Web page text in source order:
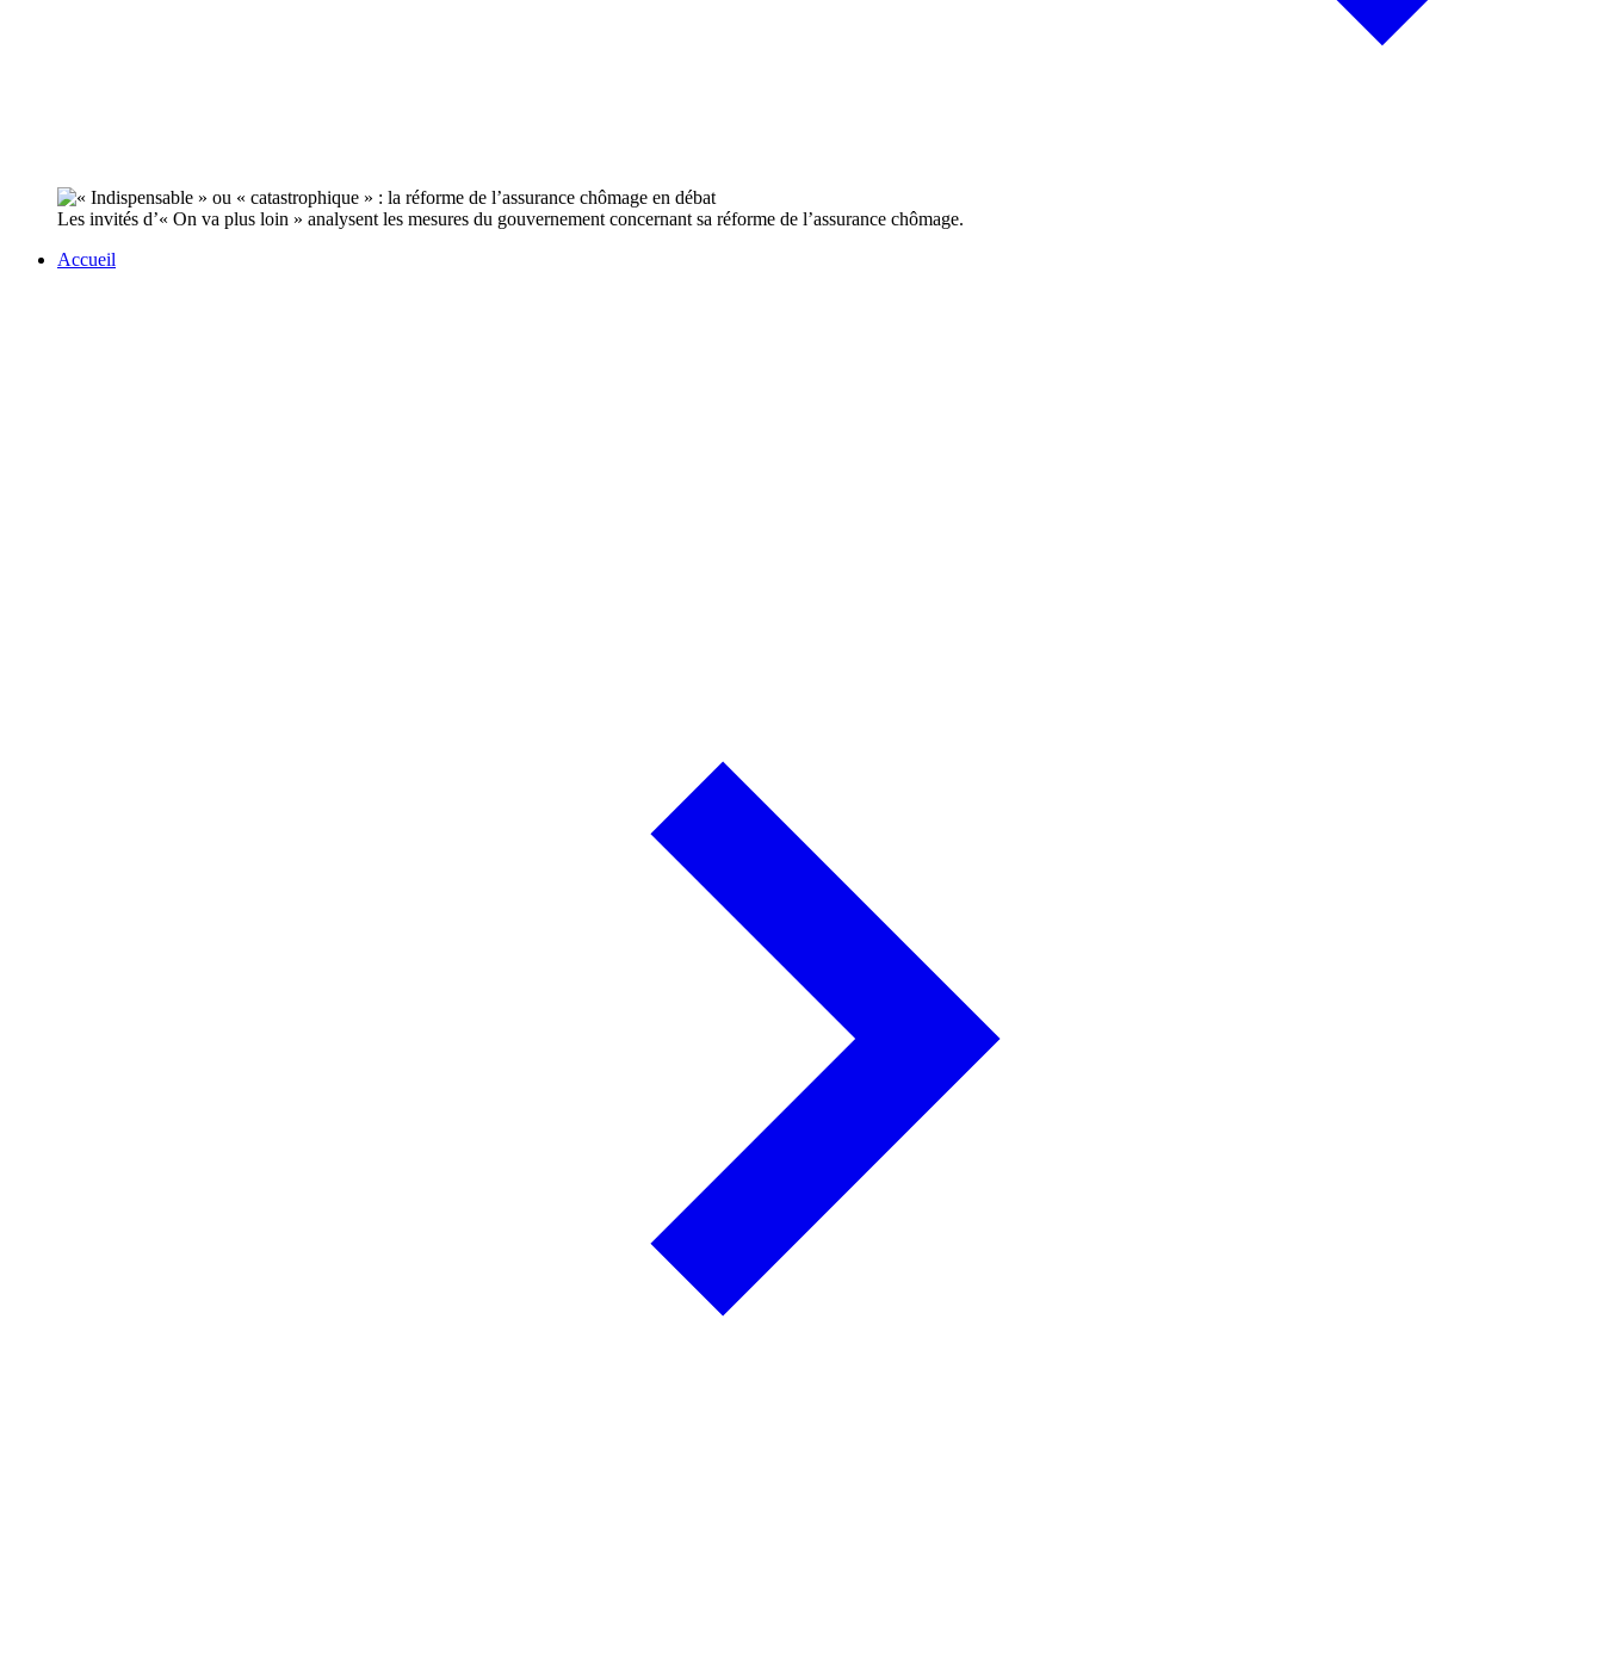
Les invités d’« On va plus loin » analysent les mesures du gouvernement concernant sa réforme de l’assurance chômage.
Accueil